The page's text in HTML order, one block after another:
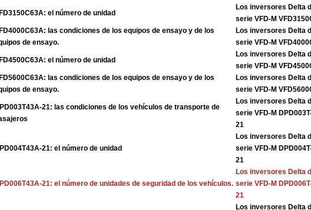
el número de unidad
Los inversores Delta
serie VFD-M
las condiciones de los equipos de ensayo y de los
de ensayo.
Los inversores Delta
serie VFD-M
el número de unidad
Los inversores Delta
serie VFD-M
las condiciones de los equipos de ensayo y de los
de ensayo.
Los inversores Delta
serie VFD-M
21: las condiciones de los vehículos de transporte de
Los inversores Delta
serie VFD-M
21
21: el número de unidad
Los inversores Delta
serie VFD-M
21
21: el número de unidades de seguridad de los vehículos.
Los inversores Delta
serie VFD-M
21
Los inversores Delta